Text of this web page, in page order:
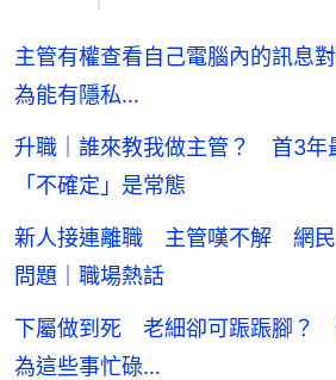
主管有權查看自己電腦內的訊息
為能有隱私…
升職｜誰來教我做主管？ 首3年
「不確定」是常態
新人接連離職 主管嘆不解 網民
問題｜職場熱話
下屬做到死 老細卻可䟴䟴腳？
為這些事忙碌…